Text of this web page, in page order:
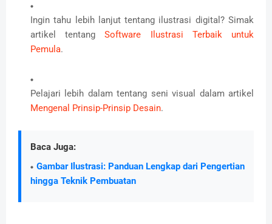
Ingin tahu lebih lanjut tentang ilustrasi digital? Simak
artikel tentangSoftware Ilustrasi Terbaik untuk
Pemula.
Pelajari lebih dalam tentang seni visual dalam artikel
Mengenal Prinsip-Prinsip Desain.
Baca Juga:
Gambar Ilustrasi: Panduan Lengkap dari Pengertian
hingga Teknik Pembuatan